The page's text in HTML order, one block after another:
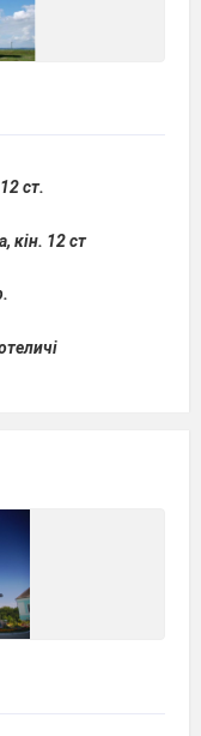
ст.
кін. 12 ст